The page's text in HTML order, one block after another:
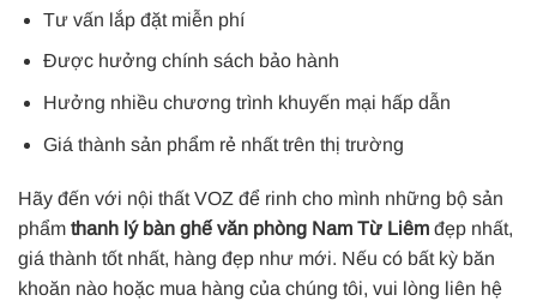
Tư vấn lắp đặt miễn phí
Được hưởng chính sách bảo hành
Hưởng nhiều chương trình khuyến mại hấp dẫn
Giá thành sản phẩm rẻ nhất trên thị trường
Hãy đến với nội thất VOZ để rinh cho mình những bộ sản
phẩm thanh lý bàn ghế văn phòng Nam Từ Liêm đẹp nhất,
giá thành tốt nhất, hàng đẹp như mới. Nếu có bất kỳ băn
khoăn nào hoặc mua hàng của chúng tôi, vui lòng liên hệ